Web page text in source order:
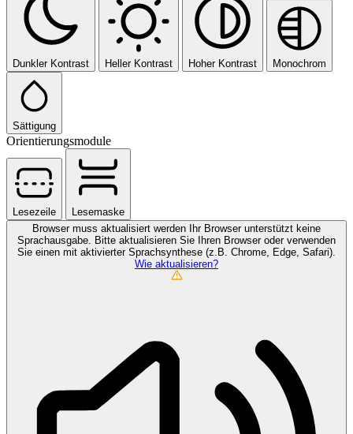
Dunkler Kontrast Heller Kontrast Hoher Kontrast Monochrom
Sättigung
Orientierungsmodule
Lesezeile
Lesemaske
Browser muss aktualisiert werden Ihr Browser unterstützt keine
Sprachausgabe. Bitte aktualisieren Sie Ihren Browser oder verwenden
Sie einen mit aktivierter Sprachsynthese (z.B. Chrome, Edge, Safari).
Wie aktualisieren?